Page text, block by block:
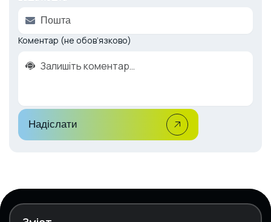
Коментар (не обов’язково)
Надіслати